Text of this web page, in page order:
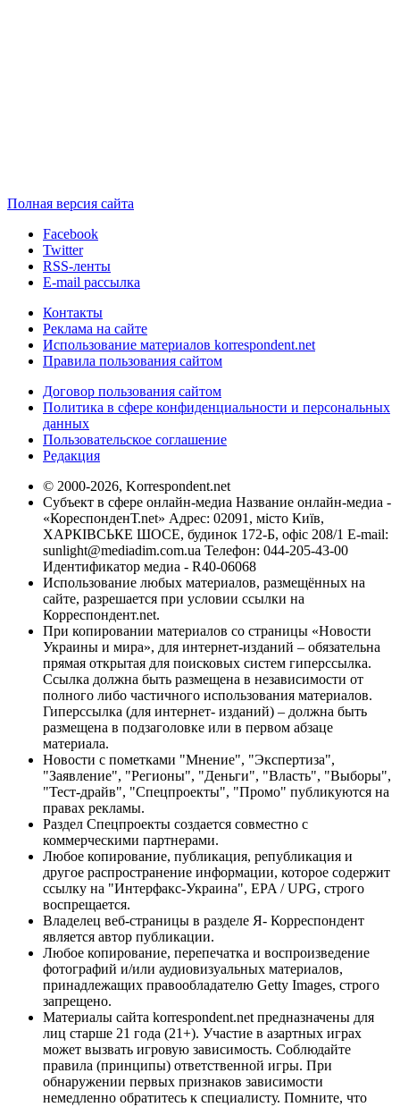
Полная версия сайта
Facebook
Twitter
RSS-ленты
E-mail рассылка
Контакты
Реклама на сайте
Использование материалов korrespondent.net
Правила пользования сайтом
Договор пользования сайтом
Политика в сфере конфиденциальности и персональных
данных
Пользовательское соглашение
Редакция
© 2000-2026, Korrespondent.net
Субъект в сфере онлайн-медиа Название онлайн-медиа -
«КореспонденТ.net» Адрес: 02091, місто Київ,
ХАРКІВСЬКЕ ШОСЕ, будинок 172-Б, офіс 208/1 E-mail:
sunlight@mediadim.com.ua Телефон: 044-205-43-00
Идентификатор медиа - R40-06068
Использование любых материалов, размещённых на
сайте, разрешается при условии ссылки на
Корреспондент.net.
При копировании материалов со страницы «Новости
Украины и мира», для интернет-изданий – обязательна
прямая открытая для поисковых систем гиперссылка.
Ссылка должна быть размещена в независимости от
полного либо частичного использования материалов.
Гиперссылка (для интернет- изданий) – должна быть
размещена в подзаголовке или в первом абзаце
материала.
Новости с пометками "Мнение", "Экспертиза",
"Заявление", "Регионы", "Деньги", "Власть", "Выборы",
"Тест-драйв", "Спецпроекты", "Промо" публикуются на
правах рекламы.
Раздел Спецпроекты создается совместно с
коммерческими партнерами.
Любое копирование, публикация, републикация и
другое распространение информации, которое содержит
ссылку на "Интерфакс-Украина", EPA / UPG, строго
воспрещается.
Владелец веб-страницы в разделе Я- Корреспондент
является автор публикации.
Любое копирование, перепечатка и воспроизведение
фотографий и/или аудиовизуальных материалов,
принадлежащих правообладателю Getty Images, строго
запрещено.
Материалы сайта korrespondent.net предназначены для
лиц старше 21 года (21+). Участие в азартных играх
может вызвать игровую зависимость. Соблюдайте
правила (принципы) ответственной игры. При
обнаружении первых признаков зависимости
немедленно обратитесь к специалисту. Помните, что